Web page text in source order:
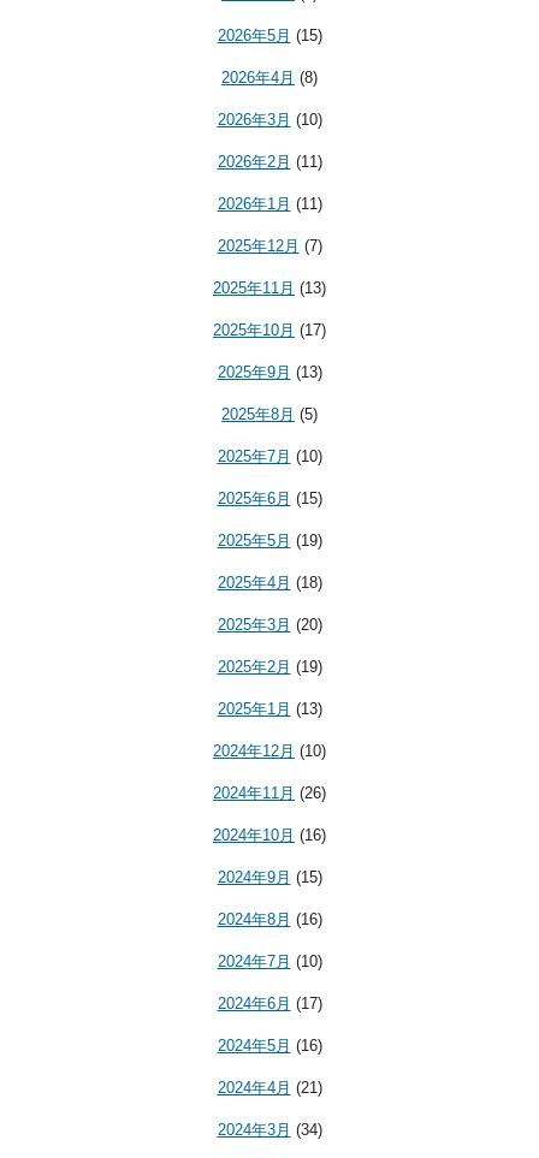
2026年5月 (15)
2026年4月 (8)
2026年3月 (10)
2026年2月 (11)
2026年1月 (11)
2025年12月 (7)
2025年11月 (13)
2025年10月 (17)
2025年9月 (13)
2025年8月 (5)
2025年7月 (10)
2025年6月 (15)
2025年5月 (19)
2025年4月 (18)
2025年3月 (20)
2025年2月 (19)
2025年1月 (13)
2024年12月 (10)
2024年11月 (26)
2024年10月 (16)
2024年9月 (15)
2024年8月 (16)
2024年7月 (10)
2024年6月 (17)
2024年5月 (16)
2024年4月 (21)
2024年3月 (34)